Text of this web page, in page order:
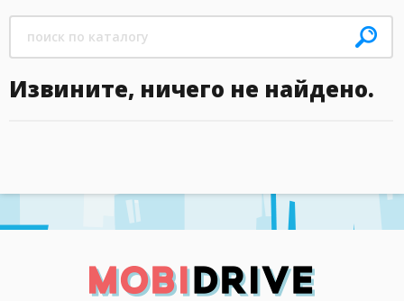
Извините, ничего не найдено.